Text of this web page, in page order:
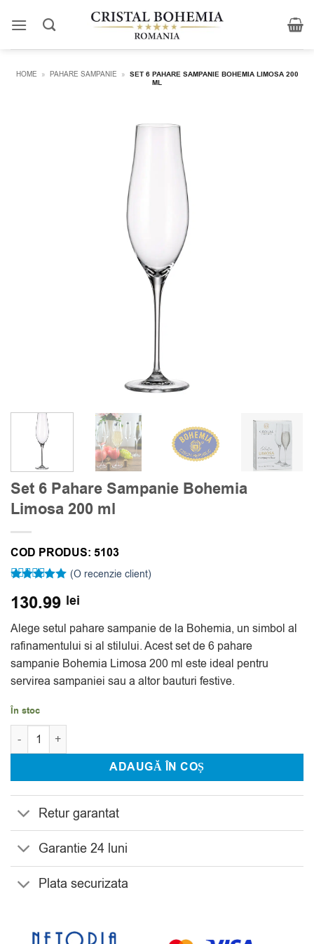
HOME » PAHARE SAMPANIE » SET 6 PAHARE SAMPANIE BOHEMIA LIMOSA 200
ML
Set 6 Pahare Sampanie Bohemia
Limosa 200 ml
COD PRODUS: 5103
5 din 5 pe
singure
evaluări
(O recenzie client)
130.99 lei
Alege setul pahare sampanie de la Bohemia, un simbol al
rafinamentului si al stilului. Acest set de 6 pahare
sampanie Bohemia Limosa 200 ml este ideal pentru
servirea sampaniei sau a altor bauturi festive.
În stoc
Cantitate Set 6 Pahare Sampanie Bohemia Limosa 200 ml
ADAUGĂ ÎN COȘ
Retur garantat
Garantie 24 luni
Plata securizata